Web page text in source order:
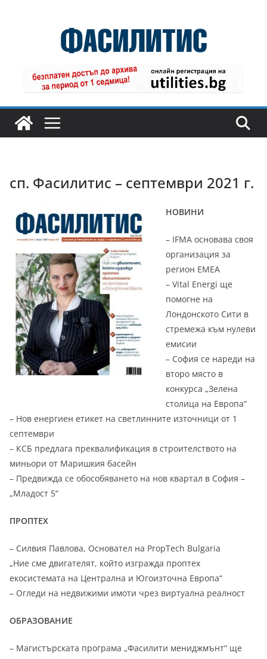
сп. Фасилитис – септември 2021 г.
НОВИНИ
– IFMA основава своя
организация за
регион EMEA
– Vital Energi ще
помогне на
Лондонското Сити в
стремежа към нулеви
емисии
– София се нареди на
второ място в
конкурса „Зелена
столица на Европа“
– Нов енергиен етикет на светлинните източници от 1
септември
– КСБ предлага преквалификация в строителството на
миньори от Маришкия басейн
– Предвижда се обособяването на нов квартал в София –
„Младост 5“
ПРОПТЕХ
– Силвия Павлова, Основател на PropTech Bulgaria
„Ние сме двигателят, който изгражда проптех
екосистемата на Централна и Югоизточна Европа“
– Огледи на недвижими имоти чрез виртуална реалност
ОБРАЗОВАНИЕ
– Магистърската програма „Фасилити мениджмънт“ ще